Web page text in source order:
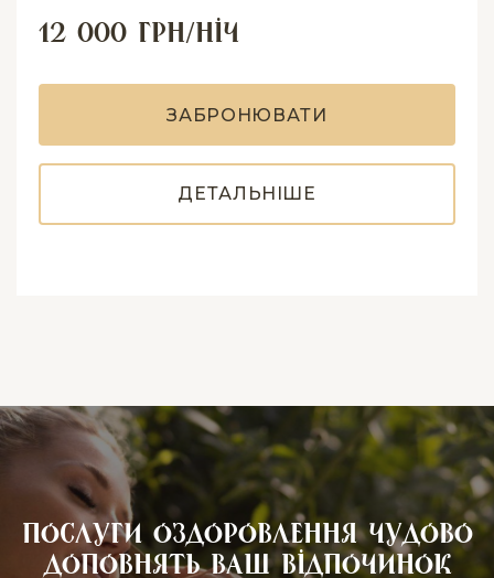
12 000 грн/ніч
ЗАБРО НЮ ВАТИ
Д ЕТАЛ ЬН ІШ Е
Послуги оздоровлення чудово
доповнять Ваш відпочинок